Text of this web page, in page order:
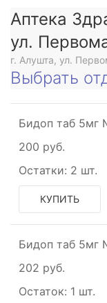
Аптека
ул.
г. Алушта, ул.
Выбрать
Бидоп таб 5мг
200 руб.
Остатки: 2 шт.
КУПИТЬ
Бидоп таб 5мг
202 руб.
Остаток: 1 шт.